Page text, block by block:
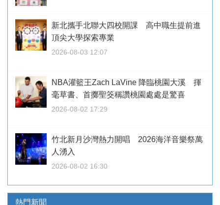
新北攜手北聯大四校開課 高中職生提前進
頂尖大學探索專業
2026-08-03 12:07
NBA灌籃王Zach LaVine 降臨桃園大溪 揮
毫草書、首擲聖筊稱讚桃園處處是驚喜
2026-08-02 17:29
竹北新月沙灣熱力開唱 2026海洋音樂祭萬
人湧入
2026-08-02 16:30
熱門新聞